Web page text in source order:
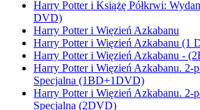
Harry Potter i Książę Półkrwi:
DVD)
Harry Potter i Więzień Azkabanu
Harry Potter i Więzień Azkabanu (1
Harry Potter i Więzień Azkabanu -
Harry Potter i Więzień Azkabanu. 2-
Specjalna (1BD+1DVD)
Harry Potter i Więzień Azkabanu. 2-
Specjalna (2DVD)